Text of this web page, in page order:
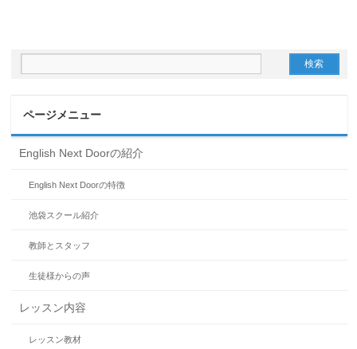
ページメニュー
English Next Doorの紹介
English Next Doorの特徴
池袋スクール紹介
教師とスタッフ
生徒様からの声
レッスン内容
レッスン教材